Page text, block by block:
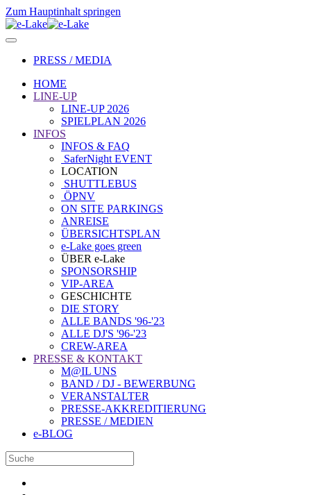
Zum Hauptinhalt springen
PRESS / MEDIA
HOME
LINE-UP
LINE-UP 2026
SPIELPLAN 2026
INFOS
INFOS & FAQ
SaferNight EVENT
LOCATION
SHUTTLEBUS
ÖPNV
ON SITE PARKINGS
ANREISE
ÜBERSICHTSPLAN
e-Lake goes green
ÜBER e-Lake
SPONSORSHIP
VIP-AREA
GESCHICHTE
DIE STORY
ALLE BANDS '96-'23
ALLE DJ'S '96-'23
CREW-AREA
PRESSE & KONTAKT
M@IL UNS
BAND / DJ - BEWERBUNG
VERANSTALTER
PRESSE-AKKREDITIERUNG
PRESSE / MEDIEN
e-BLOG